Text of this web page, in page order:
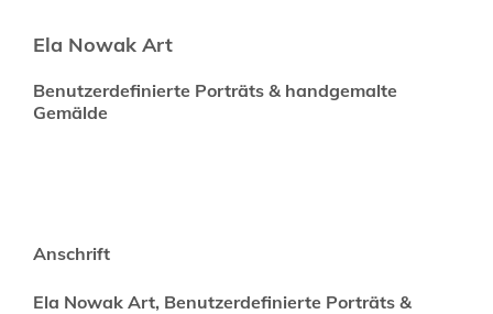
Ela Nowak Art
Benutzerdefinierte Porträts & handgemalte
Gemälde
Anschrift
Ela Nowak Art, Benutzerdefinierte Porträts &